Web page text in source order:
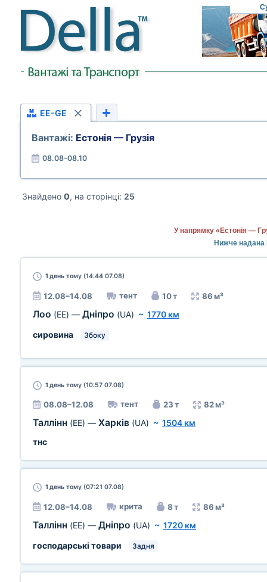
EE-GE
Вантажі: Естонія — Грузія
08.08–08.10
Знайдено 0, на сторінці: 25
У напрямку «Естонія —
Нижче надана
1 день тому (14:44 07.08)
12.08–14.08 тент 10 т 86 м³
Лоо (EE) — Дніпро (UA) ~ 1770 км
сировина
Збоку
1 день тому (10:57 07.08)
08.08–12.08 тент 23 т 82 м³
Таллінн (EE) — Харків (UA) ~ 1504 км
тнс
1 день тому (07:21 07.08)
12.08–14.08 крита 8 т 86 м³
Таллінн (EE) — Дніпро (UA) ~ 1720 км
господарські товари
Задня